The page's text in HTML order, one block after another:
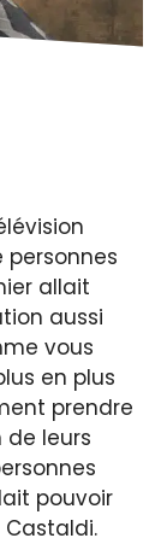
personnes
allait
aussi
vous
en plus
prendre
leurs
pouvoir